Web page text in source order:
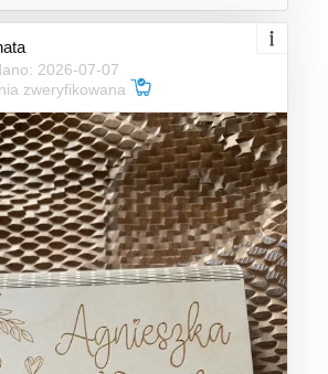
2026-07-07
zweryfikowana